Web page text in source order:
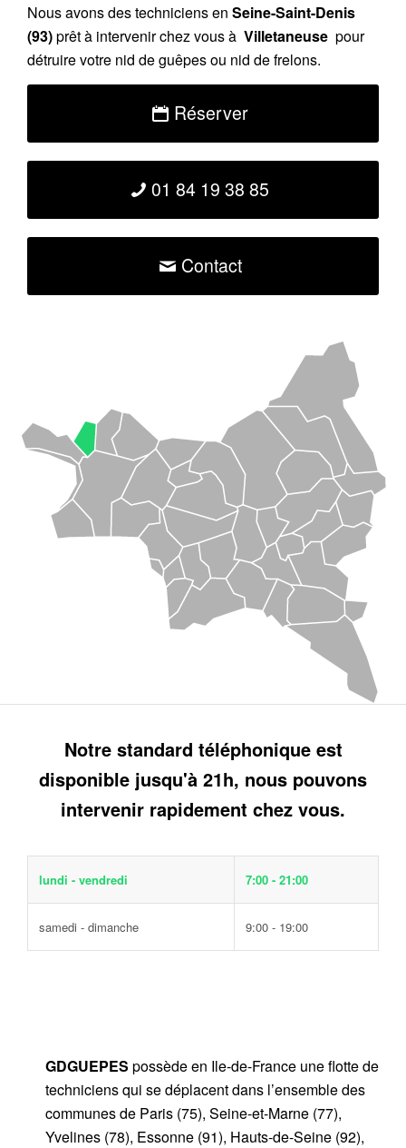
Nous avons des techniciens en Seine-Saint-Denis
(93)prêt à intervenir chez vous à Villetaneuse pour
détruire votre nid de guêpes ou nid de frelons.
Réserver
01 84 19 38 85
Contact
Notre standard téléphonique est
disponible jusqu'à 21h, nous pouvons
intervenir rapidement chez vous.
lundi - vendredi 7:00 - 21:00
samedi - dimanche 9:00 - 19:00
GDGUEPES possède en Ile-de-France une flotte de
techniciens qui se déplacent dans l’ensemble des
communes de Paris (75), Seine-et-Marne (77),
Yvelines (78), Essonne (91), Hauts-de-Seine (92),